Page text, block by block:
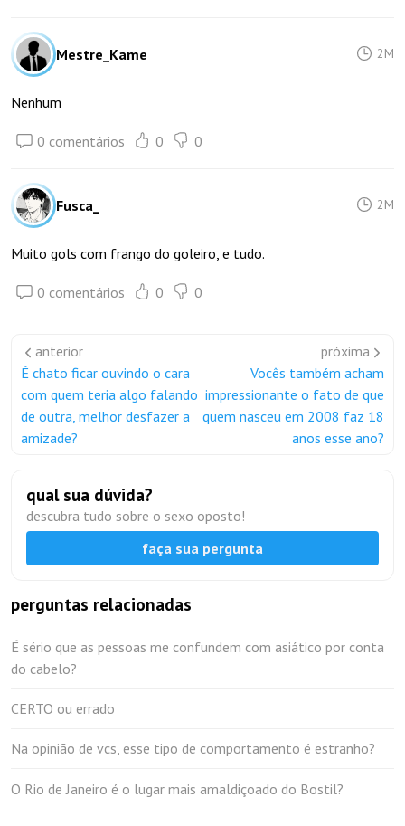
Mestre_Kame 2M
Nenhum
0 comentários 0 0
Fusca_ 2M
Muito gols com frango do goleiro, e tudo.
0 comentários 0 0
anterior
É chato ficar ouvindo o cara
com quem teria algo falando
de outra, melhor desfazer a
amizade?
próxima
Vocês também acham
impressionante o fato de que
quem nasceu em 2008 faz 18
anos esse ano?
qual sua dúvida?
descubra tudo sobre o sexo oposto!
faça sua pergunta
perguntas relacionadas
É sério que as pessoas me confundem com asiático por conta
do cabelo?
CERTO ou errado
Na opinião de vcs, esse tipo de comportamento é estranho?
O Rio de Janeiro é o lugar mais amaldiçoado do Bostil?